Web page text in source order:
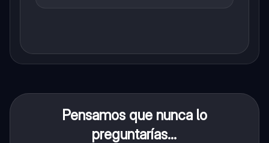
Pensamos que nunca lo
preguntarías...